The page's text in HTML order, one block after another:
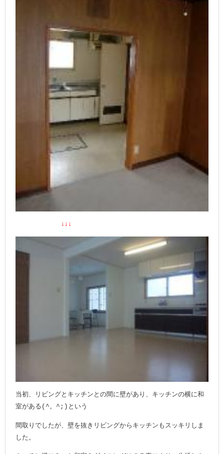
↓↓↓
当初、リビングとキッチンとの間に壁があり、キッチンの横に和
室がある (^。^;) という
間取りでしたが、壁を抜きリビングからキッチンもスッキリしま
した。